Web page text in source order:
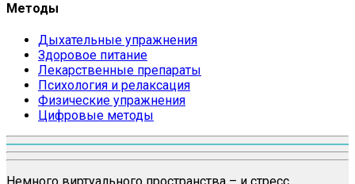
Методы
Дыхательные упражнения
Здоровое питание
Лекарственные препараты
Психология и релаксация
Физические упражнения
Цифровые методы